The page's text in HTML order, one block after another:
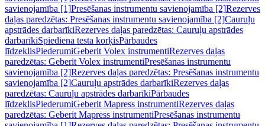
savienojamība [1]Presēšanas instrumentu savienojamība [2]Rezerves
daļas paredzētas: Presēšanas instrumentu savienojamība [2]Cauruļu
apstrādes darbarīkiRezerves daļas paredzētas: Cauruļu apstrādes
darbarīkiSpiediena testa korķisPārbaudes
līdzeklisPiederumiGeberit Volex instrumentiRezerves daļas
paredzētas: Geberit Volex instrumentiPresēšanas instrumentu
savienojamība [2]Rezerves daļas paredzētas: Presēšanas instrumentu
savienojamība [2]Cauruļu apstrādes darbarīkiRezerves daļas
paredzētas: Cauruļu apstrādes darbarīkiPārbaudes
līdzeklisPiederumiGeberit Mapress instrumentiRezerves daļas
paredzētas: Geberit Mapress instrumentiPresēšanas instrumentu